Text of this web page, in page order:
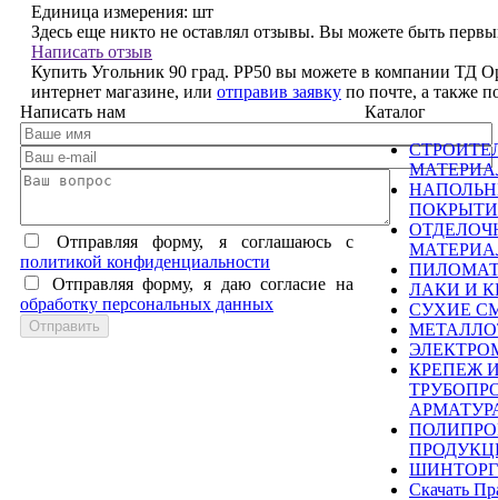
Единица измерения: шт
Здесь еще никто не оставлял отзывы. Вы можете быть
Написать отзыв
Купить Угольник 90 град. РР50 вы можете в компании ТД
интернет магазине, или отправив заявку по почте, а также
Написать нам
Отправляя форму, я соглашаюсь c
политикой конфиденциальности
Отправляя форму, я даю согласие на
обработку персональных данных
Каталог
ЛАКИ И
СУХИЕ
КРЕПЕЖ
ШИНТОРГ
Скачать